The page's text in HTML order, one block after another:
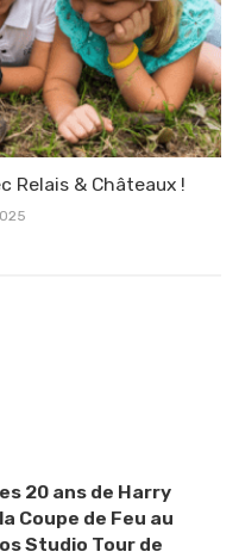
Relais & Châteaux !
20 ans de Harry
Coupe de Feu au
Studio Tour de